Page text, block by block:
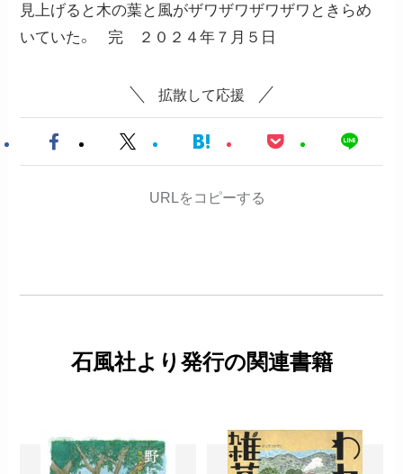
見上げると木の葉と風がザワザワザワザワときらめ
いていた。 完 ２０２４年７月５日
拡散して応援
URLをコピーする
石風社より発行の関連書籍